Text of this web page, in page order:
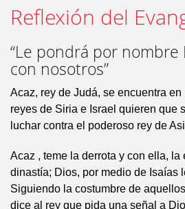
Reflexión del
“Le pondrá por nombre
con nosotros”
Acaz, rey de Judá, se encuentra
reyes de Siria e Israel quieren que
luchar contra el poderoso rey de
Acaz , teme la derrota y con ella, la
dinastía; Dios, por medio de Isaías
Siguiendo la costumbre de
dice al rey que pida una señal a